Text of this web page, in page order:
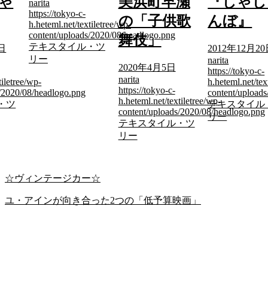
wp-
08/headlogo.png
ツ
narita
https://tokyo-c-
h.heteml.net/textiletree/wp-
content/uploads/2020/08/headlogo.png
テキスタイル・ツ
リー
の「子供歌
舞伎」
2020年4月5日
narita
https://tokyo-c-
h.heteml.net/textiletree/wp-
content/uploads/2020/08/headlogo.png
テキスタイル・ツ
リー
んぼ』
2012年12月20
narita
https://tokyo-c-
h.heteml.net/
content/
テキスタイル
リー
☆ヴィンテージカー☆
ユ・アインが向き合った2つの「低予算映画」